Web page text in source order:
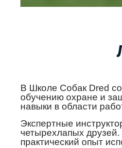
В Школе Собак Dred
обучению охране и
навыки в области
Экспертные
четырехлапых
практический опыт